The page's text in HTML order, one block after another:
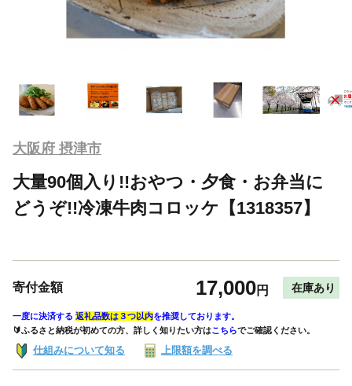
大阪府 摂津市
大量90個入り!!おやつ・夕食・お弁当に
どうぞ!!冷凍牛肉コロッケ【1318357】
寄付金額 17,000円 在庫あり
一度に決済する 返礼品数は３つ以内を推奨しております。
🔰ふるさと納税が初めての方、詳しく知りたい方はこちらでご確認ください。
仕組みについて知る 上限額を調べる